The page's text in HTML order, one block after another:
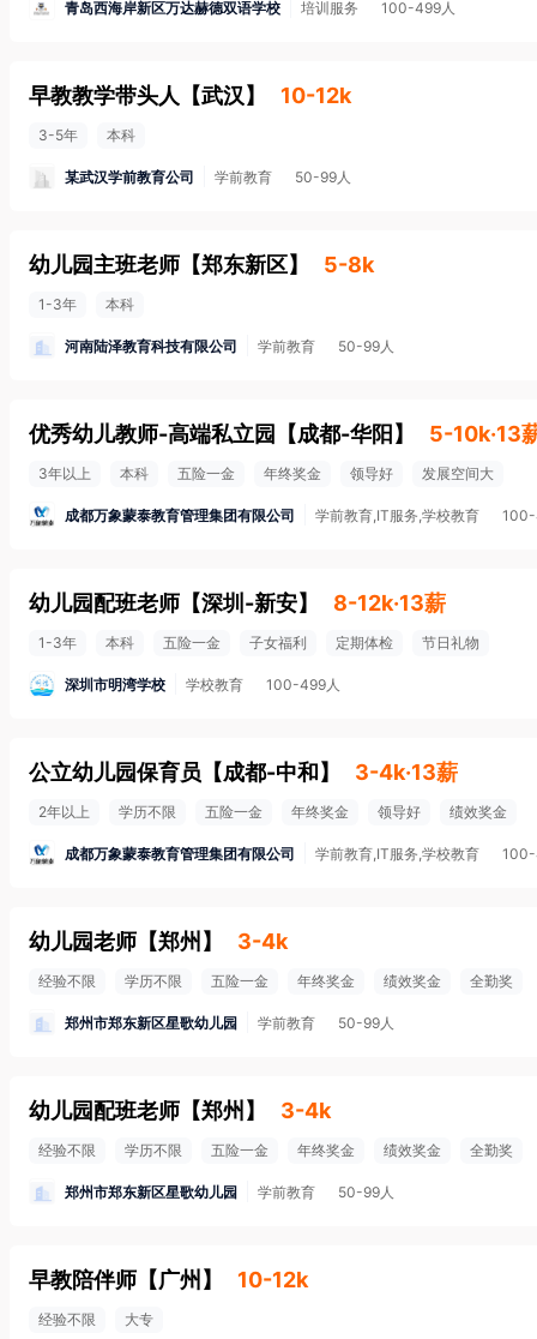
青岛西海岸新区万达赫德双语学校 培训服务 100-499人
早教教学带头人 【武汉 】 10-12k
3-5年 本科
某武汉学前教育公司 学前教育 50-99人
幼儿园主班老师 【郑东新区】 5-8k
1-3年 本科
河南陆泽教育科技有限公司 学前教育 50-99人
优秀幼儿教师-高端私立园 【成都-华阳 】 5-10k·13
3年以上 本科 五险一金 年终奖金 领导好 发展空间大
成都万象蒙泰教育管理集团有限公司 学前教育,IT服务,学校教育
幼儿园配班老师 【深圳-新安】 8-12k·13薪
1-3年 本科 五险一金 子女福利 定期体检 节日礼物
深圳市明湾学校 学校教育 100-499人
公立幼儿园保育员 【成都-中和】 3-4k·13薪
2年以上 学历不限 五险一金 年终奖金 领导好 绩效奖金
成都万象蒙泰教育管理集团有限公司 学前教育,IT服务,学校教育
幼儿园老师 【郑州 】 3-4k
经验不限 学历不限 五险一金 年终奖金 绩效奖金 全勤奖
郑州市郑东新区星歌幼儿园 学前教育 50-99人
幼儿园配班老师 【郑州 】 3-4k
经验不限 学历不限 五险一金 年终奖金 绩效奖金 全勤奖
郑州市郑东新区星歌幼儿园 学前教育 50-99人
早教陪伴师 【广州 】 10-12k
经验不限 大专